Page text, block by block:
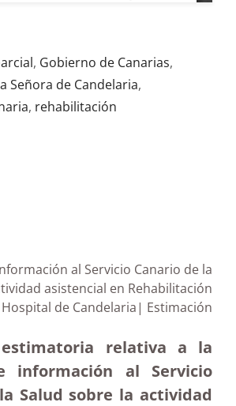
, Gobierno de Canarias,
Señora de Candelaria,
, rehabilitación
al Servicio Canario de la
asistencial en Rehabilitación
de Candelaria| Estimación
estimatoria relativa a la
información al Servicio
Salud sobre la actividad